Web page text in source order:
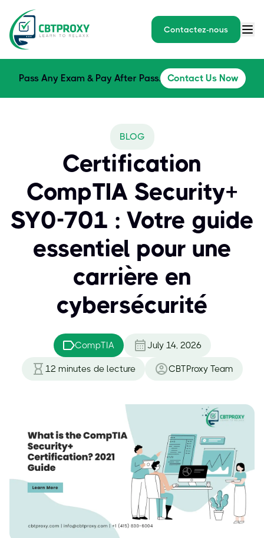
Contactez-nous
Pass Any Exam & Pay After Pass. Contact Us Now
BLOG
Certification
CompTIA Security+
SY0-701 : Votre guide
essentiel pour une
carrière en
cybersécurité
CompTIA July 14, 2026
12 minutes de lecture CBTProxy Team